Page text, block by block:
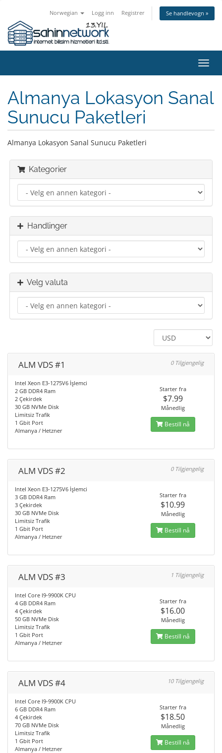
Norwegian Logg inn Registrer Se handlevogn »
Bytt
Almanya Lokasyon Sanal
Sunucu Paketleri
Almanya Lokasyon Sanal Sunucu Paketleri
Kategorier
Handlinger
Velg valuta
ALM VDS #1 0 Tilgjengelig
Intel Xeon E3-1275V6 İşlemci
2 GB DDR4 Ram
2 Çekirdek
30 GB NVMe Disk
Limitsiz Trafik
1 Gbit Port
Almanya / Hetzner
Starter fra
$7.99
Månedlig
Bestill nå
ALM VDS #2 0 Tilgjengelig
Intel Xeon E3-1275V6 İşlemci
3 GB DDR4 Ram
3 Çekirdek
30 GB NVMe Disk
Limitsiz Trafik
1 Gbit Port
Almanya / Hetzner
Starter fra
$10.99
Månedlig
Bestill nå
ALM VDS #3 1 Tilgjengelig
Intel Core I9-9900K CPU
4 GB DDR4 Ram
4 Çekirdek
50 GB NVMe Disk
Limitsiz Trafik
1 Gbit Port
Almanya / Hetzner
Starter fra
$16.00
Månedlig
Bestill nå
ALM VDS #4 10 Tilgjengelig
Intel Core I9-9900K CPU
6 GB DDR4 Ram
4 Çekirdek
70 GB NVMe Disk
Limitsiz Trafik
1 Gbit Port
Almanya / Hetzner
Starter fra
$18.50
Månedlig
Bestill nå